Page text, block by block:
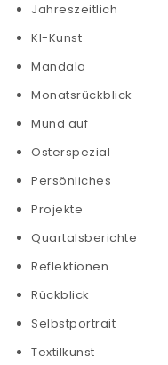
Jahreszeitlich
KI-Kunst
Mandala
Monatsrückblick
Mund auf
Osterspezial
Persönliches
Projekte
Quartalsberichte
Reflektionen
Rückblick
Selbstportrait
Textilkunst